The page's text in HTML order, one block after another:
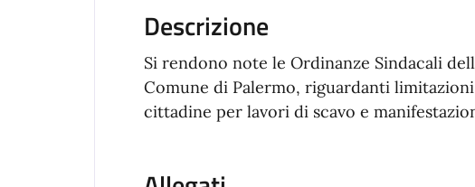
Descrizione
Si rendono note le Ordinanze Sindacali
Comune di Palermo, riguardanti
cittadine per lavori di scavo e